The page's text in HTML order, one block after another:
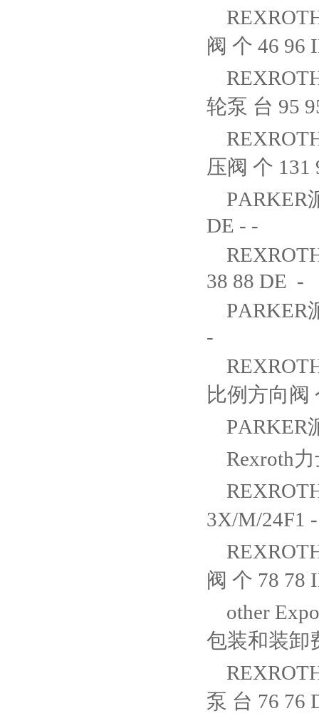
阀 个 46
轮泵 台 95
压阀 个 131
PARKER
DE - -
38 88 DE -
PARKER
-
比例方向阀
PARKER
Rexroth
3X/M/24F1
阀 个 78
other
包装和装卸
泵 台 76 76